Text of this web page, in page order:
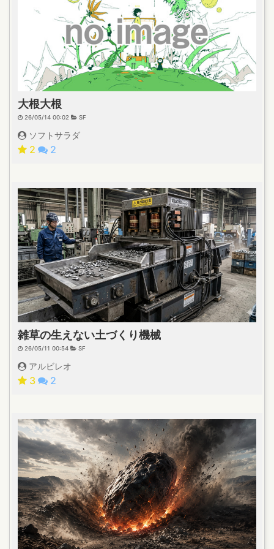
大根大根
26/05/14 00:02 SF
ソフトサラダ
2 2
雑草の生えない土づくり機械
26/05/11 00:54 SF
アルビレオ
3 2